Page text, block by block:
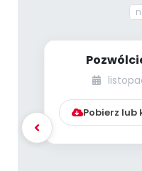
pracować z
realizować
Pobierz lub